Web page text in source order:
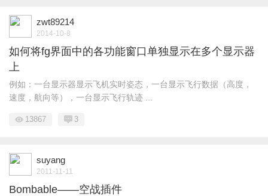
zwt89214
2014-10-8
如何将fg界面中的各功能窗口单独显示在多个显示器
上
例如：一台显示器显示飞机实时姿态，一台显示飞行数据（高度，
速度，航向等），一台显示飞行轨迹 ...
13867 3
suyang
2011-11-11
Bombable——空战插件